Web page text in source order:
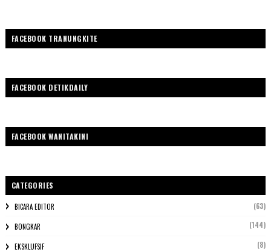
FACEBOOK TRANUNGKITE
FACEBOOK DETIKDAILY
FACEBOOK WANITAKINI
CATEGORIES
BICARA EDITOR (63)
BONGKAR (144)
EKSKLUFSIF (8)